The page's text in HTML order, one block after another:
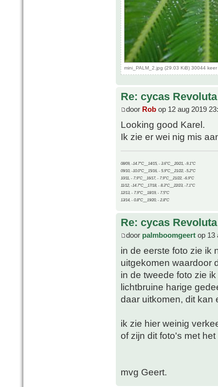
mini_PALM_2.jpg (29.03 KiB) 30044
Re: cycas Revoluta
door Rob op 12 aug 2019
Looking good Karel.
Ik zie er wei nig mis
08/09, -14.7°C__14/15, - 3.6°C__20/21, -9.1°C
09/10, -10.0°C__15/16, - 5.9°C__21/22, -5.2°C
10/11, - 7.9°C__16/17, - 7.9°C__21/22, -6.9°C
11/12, -14.7°C__17/18, - 8.3°C__22/23, -7.1°C
12/13, - 7.9°C__18/19, - 7.5°C
13/14, - 0.8°C__19/20, - 2.8°C
Re: cycas Revoluta
door palmboomgeert op 13
in de eerste foto zie ik
uitgekomen waardoor
in de tweede foto zie
lichtbruine harige
daar uitkomen, dit kan
ik zie hier weinig
of zijn dit foto's met
mvg Geert.